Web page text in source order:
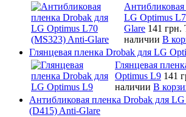
LG Optimus
Glare 141 грн.
наличии В
Глянцевая пленка Drobak для LG
Глянцевая
Optimus L9 141
наличии В
Антибликовая пленка Drobak для
(D415) Anti-Glare